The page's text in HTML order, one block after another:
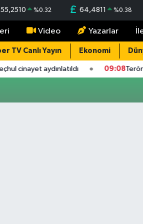
55,2510 %0.32 64,4811 %0.38
Video Yazarlar
TV Canlı Yayın Ekonomi
cinayet aydınlatıldı 09:08